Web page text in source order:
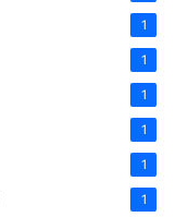
1
1
1
1
1
1